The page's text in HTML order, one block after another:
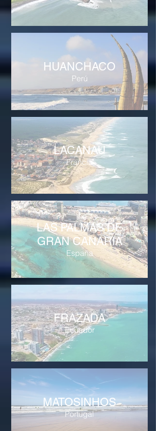
HUANCHACO
Perú
LACANAU
Francia
LAS PALMAS DE
GRAN CANARIA
España
FRAZADA
Ecuador
MATOSINHOS
Portugal